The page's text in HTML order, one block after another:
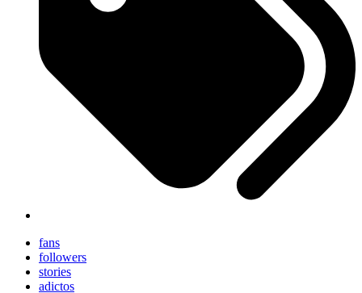
fans
followers
stories
adictos